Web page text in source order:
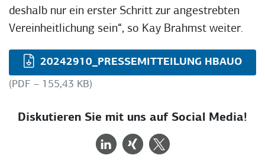
deshalb nur ein erster Schritt zur angestrebten
Vereinheitlichung sein“, so Kay Brahmst weiter.
20242910_PRESSEMITTEILUNG HBAUO
(PDF – 155,43 KB)
Diskutieren Sie mit uns auf Social Media!